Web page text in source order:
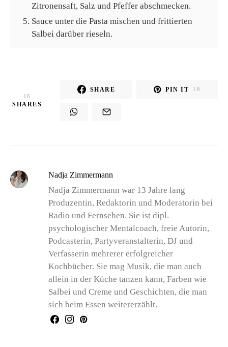
Zitronensaft, Salz und Pfeffer abschmecken.
Sauce unter die Pasta mischen und frittierten
Salbei darüber rieseln.
18
SHARES
SHARE PIN IT 18
Nadja Zimmermann
Nadja Zimmermann war 13 Jahre lang
Produzentin, Redaktorin und Moderatorin bei
Radio und Fernsehen. Sie ist dipl.
psychologischer Mentalcoach, freie Autorin,
Podcasterin, Partyveranstalterin, DJ und
Verfasserin mehrerer erfolgreicher
Kochbücher. Sie mag Musik, die man auch
allein in der Küche tanzen kann, Farben wie
Salbei und Creme und Geschichten, die man
sich beim Essen weitererzählt.